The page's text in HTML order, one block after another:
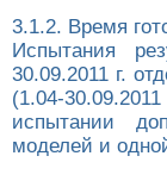
3.1.2. Время
Испытания
30.09.2011 г.
(1.04-
испытании
моделей и